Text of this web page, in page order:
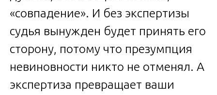
«совпадение». И без экспертизы
судья вынужден будет принять его
сторону, потому что презумпция
невиновности никто не отменял. А
экспертиза превращает ваши